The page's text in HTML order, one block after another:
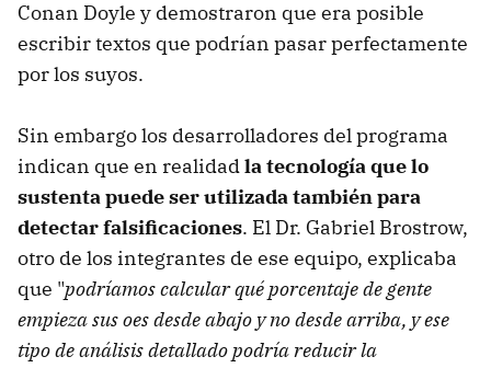
Conan Doyle y demostraron que era posible
escribir textos que podrían pasar perfectamente
por los suyos.
Sin embargo los desarrolladores del programa
indican que en realidadla tecnología que lo
sustenta puede ser utilizada también para
detectar falsificaciones. El Dr. Gabriel Brostrow,
otro de los integrantes de ese equipo, explicaba
que "podríamos calcular qué porcentaje de gente
empieza sus oes desde abajo y no desde arriba, y ese
tipo de análisis detallado podría reducir la